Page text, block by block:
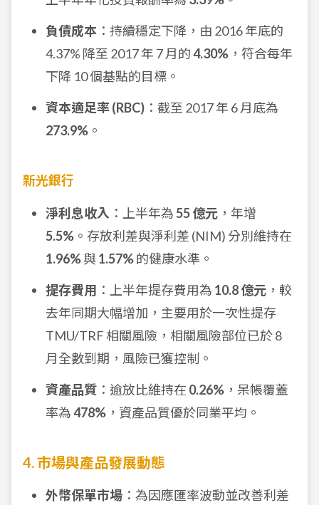
負債成本 ：持續穩定下降，由 2016 年底的
4.37% 降至 2017 年 7 月的4.30% ，符合每年
下降 10 個基點的目標。
資本適足率 (RBC) ：截至 2017 年 6 月底為
273.9% 。
新光銀行
淨利息收入 ：上半年為55 億元 ，年增
5.5% 。存放利差與淨利差 (NIM) 分別維持在
1.96%與1.57%的健康水準。
提存費用 ：上半年提存費用為 10.8 億元 ，較
去年同期大幅增加，主要用於一次性提存
TMU/TRF 相關風險，相關風險部位已於 8
月全數到期，風險已獲控制。
資產品質 ：逾放比維持在 0.26% ，呆帳覆蓋
率為478% ，資產品質優於同業平均。
4. 市場與產品發展動態
外幣保單市場 ：為因應匯率波動並改善利差